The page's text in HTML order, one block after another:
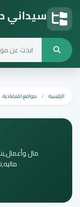
سيداني
دليل المواقع
الرئيسية مواقع اقتصادية
مال